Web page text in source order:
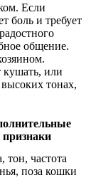
Если
боль и требует
общение.
кушать, или
тонах,
признаки
тон, частота
поза кошки